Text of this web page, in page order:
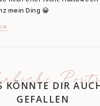
mein Ding 😀
KÖNNTE DIR
GEFALLEN